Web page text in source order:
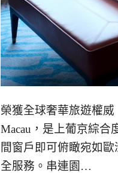
榮獲全球奢華旅遊權威
Macau，是上葡京綜合
間窗戶即可俯瞰宛如
全服務。串連園…